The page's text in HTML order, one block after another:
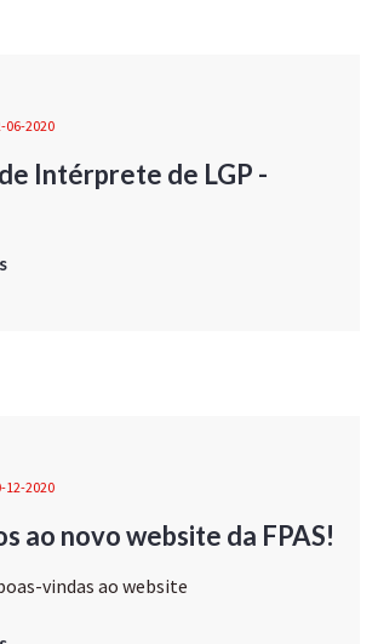
06-2020
Intérprete de LGP -
12-2020
ao novo website da FPAS!
vindas ao website